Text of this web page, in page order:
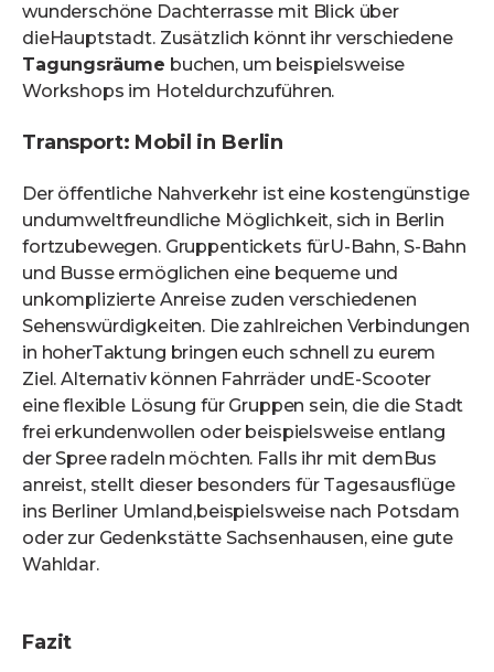
wunderschöne Dachterrasse mit Blick über
dieHauptstadt. Zusätzlich könnt ihr verschiedene
Tagungsräume buchen, um beispielsweise
Workshops im Hoteldurchzuführen.
Transport: Mobil in Berlin
Der öffentliche Nahverkehr ist eine kostengünstige
undumweltfreundliche Möglichkeit, sich in Berlin
fortzubewegen. Gruppentickets fürU-Bahn, S-Bahn
und Busse ermöglichen eine bequeme und
unkomplizierte Anreise zuden verschiedenen
Sehenswürdigkeiten. Die zahlreichen Verbindungen
in hoherTaktung bringen euch schnell zu eurem
Ziel. Alternativ können Fahrräder undE-Scooter
eine flexible Lösung für Gruppen sein, die die Stadt
frei erkundenwollen oder beispielsweise entlang
der Spree radeln möchten. Falls ihr mit demBus
anreist, stellt dieser besonders für Tagesausflüge
ins Berliner Umland,beispielsweise nach Potsdam
oder zur Gedenkstätte Sachsenhausen, eine gute
Wahldar.
Fazit